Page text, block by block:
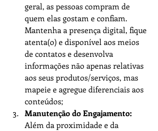
geral, as pessoas compram de
quem elas gostam e confiam.
Mantenha a presença digital, fique
atenta(o) e disponível aos meios
de contatos e desenvolva
informações não apenas relativas
aos seus produtos/serviços, mas
mapeie e agregue diferenciais aos
conteúdos;
Manutenção do Engajamento:
Além da proximidade e da